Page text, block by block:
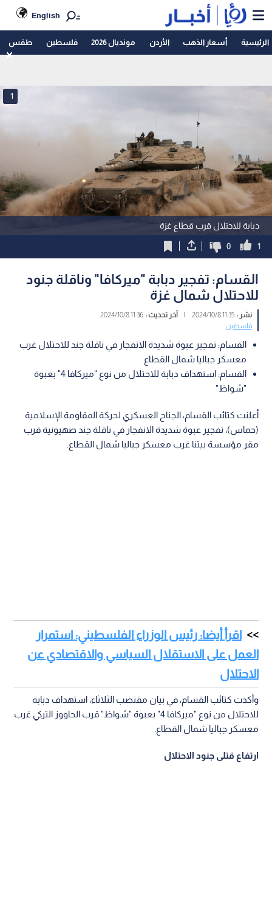
English
الرئيسية أسعار الذهب الأردن مونديال 2026 فلسطين طقس
دبابة للاحتلال قرب قطاع غزة
1
1
0
القسام: تفجير دبابة "ميركافا" وناقلة جنود
للاحتلال شمال غزة
نشر :11:35 2024/10/8
| آخر تحديث :11:36 2024/10/8
فلسطين
القسام: تفجير عبوة شديدة الانفجار في ناقلة جند للاحتلال غرب
معسكر جباليا شمال القطاع
القسام: استهداف دبابة للاحتلال من نوع "ميركافا 4" بعبوة
"شواظ"
أعلنت كتائب القسام، الجناح العسكري لحركة المقاومة الإسلامية
(حماس)، تفجير عبوة شديدة الانفجار في ناقلة جند صهيونية قرب
مقر مؤسسة بيتنا غرب معسكر جباليا شمال القطاع.
اقرأ أيضا: رئيس الوزراء الفلسطيني: استمرار
العمل على الاستقلال السياسي والاقتصادي عن
الاحتلال
وأكدت كتائب القسام، في بيان مقتضب الثلاثاء، استهداف دبابة
للاحتلال من نوع "ميركافا 4" بعبوة "شواظ" قرب الحاووز التركي غرب
معسكر جباليا شمال القطاع.
ارتفاع قتلى جنود الاحتلال